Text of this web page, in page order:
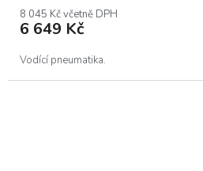
8 045 Kč včetně DPH
6 649 Kč
Vodící pneumatika.